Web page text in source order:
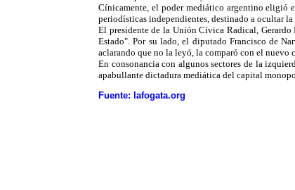
Cínicamente, el poder mediático argentino eligió
periodísticas independientes, destinado a ocultar
El presidente de la Unión Cívica Radical,
Estado". Por su lado, el diputado Francisco de
aclarando que no la leyó, la comparó con el
En consonancia con algunos sectores de la
apabullante dictadura mediática del capital
Fuente: lafogata.org